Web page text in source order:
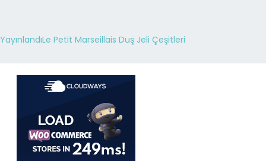
YayınlandıLe Petit Marseillais Duş Jeli Çeşitleri